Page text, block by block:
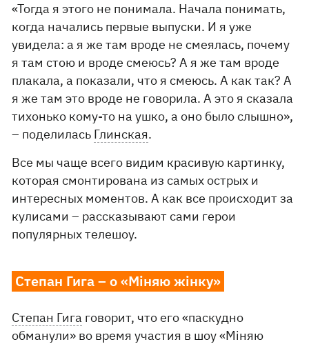
«Тогда я этого не понимала. Начала понимать,
когда начались первые выпуски. И я уже
увидела: а я же там вроде не смеялась, почему
я там стою и вроде смеюсь? А я же там вроде
плакала, а показали, что я смеюсь. А как так? А
я же там это вроде не говорила. А это я сказала
тихонько кому-то на ушко, а оно было слышно»,
– поделилась Глинская.
Все мы чаще всего видим красивую картинку,
которая смонтирована из самых острых и
интересных моментов. А как все происходит за
кулисами – рассказывают сами герои
популярных телешоу.
Степан Гига – о «Міняю жінку»
Степан Гига говорит, что его «паскудно
обманули» во время участия в шоу «Міняю